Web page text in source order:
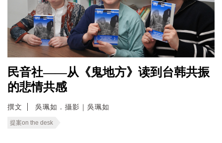
民音社——从《鬼地方》读到台韩共振
的悲情共感
撰文 吳珮如．攝影｜吳珮如
提案on the desk